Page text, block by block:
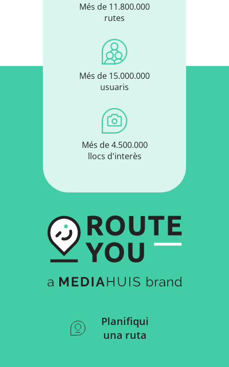
Més de 11.800.000
rutes
Més de 15.000.000
usuaris
Més de 4.500.000
llocs d'interès
Planifiqui
una ruta